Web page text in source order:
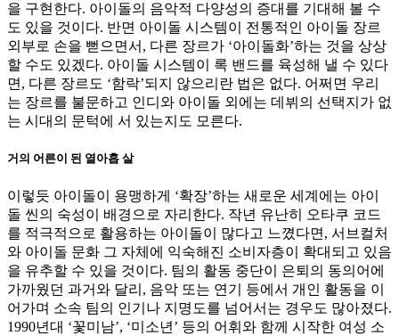
을 구현한다. 아이돌의 음악적 다양성의 증대를 기대해 볼 수
도 있을 것이다. 반면 아이돌 시스템이 전통적인 아이돌 장르
외부로 손을 뻗으면서, 다른 장르가 ‘아이돌화’하는 것을 상상
할 수도 있겠다. 아이돌 시스템이 록 밴드를 육성해 낼 수 있다
면, 다른 장르도 ‘함락’되지 않으리란 법은 없다. 어쩌면 우리
는 장르를 불문하고 인디와 아이돌 외에는 데뷔의 선택지가 없
는 시대의 문턱에 서 있는지도 모른다.
거의 어른이 된 열아홉 살
이렇듯 아이돌이 용맹하게 ‘확장’하는 새로운 세계에는 아이
돌 씬의 숙성이 배경으로 자리한다. 작년 유난히 오타쿠 코드
를 적극적으로 활용하는 아이돌이 많다고 느꼈다면, 서브컬처
와 아이돌 문화 그 자체에 익숙해진 소비자층이 확대되고 있음
을 유추할 수 있을 것이다. 팀의 활동 중단이 은퇴의 동의어에
가까웠던 과거와 달리, 음악 또는 연기 등에서 개인 활동을 이
어가며 소속 팀의 인기나 지명도를 넘어서는 경우도 많아졌다.
1990년대 ‘꽃미남’, ‘미소년’ 등의 어휘와 함께 시작한 여성 소